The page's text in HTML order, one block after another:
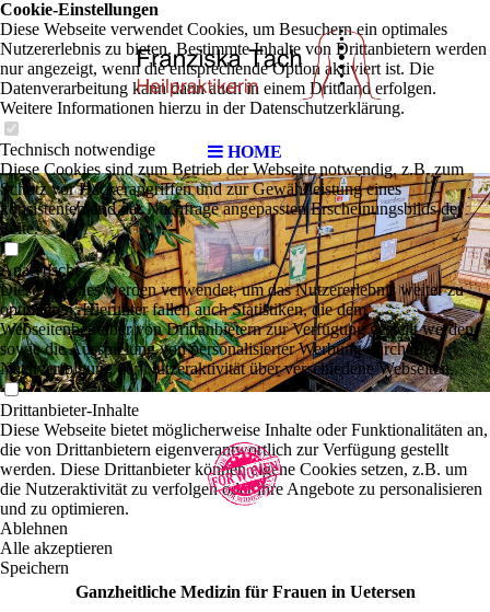
HOME
Ganzheitliche Medizin für Frauen in Uetersen
Cookie-Einstellungen
Diese Webseite verwendet Cookies, um Besuchern ein optimales
Nutzererlebnis zu bieten. Bestimmte Inhalte von Drittanbietern werden
nur angezeigt, wenn die entsprechende Option aktiviert ist. Die
Datenverarbeitung kann dann auch in einem Drittland erfolgen.
Weitere Informationen hierzu in der Datenschutzerklärung.
Technisch notwendige
Diese Cookies sind zum Betrieb der Webseite notwendig, z.B. zum
Schutz vor Hackerangriffen und zur Gewährleistung eines
konsistenten und der Nachfrage angepassten Erscheinungsbilds der
Seite.
Analytische
Diese Cookies werden verwendet, um das Nutzererlebnis weiter zu
optimieren. Hierunter fallen auch Statistiken, die dem
Webseitenbetreiber von Drittanbietern zur Verfügung gestellt werden,
sowie die Ausspielung von personalisierter Werbung durch die
Nachverfolgung der Nutzeraktivität über verschiedene Webseiten.
Drittanbieter-Inhalte
Diese Webseite bietet möglicherweise Inhalte oder Funktionalitäten an,
die von Drittanbietern eigenverantwortlich zur Verfügung gestellt
werden. Diese Drittanbieter können eigene Cookies setzen, z.B. um
die Nutzeraktivität zu verfolgen oder ihre Angebote zu personalisieren
und zu optimieren.
Ablehnen
Alle akzeptieren
Speichern